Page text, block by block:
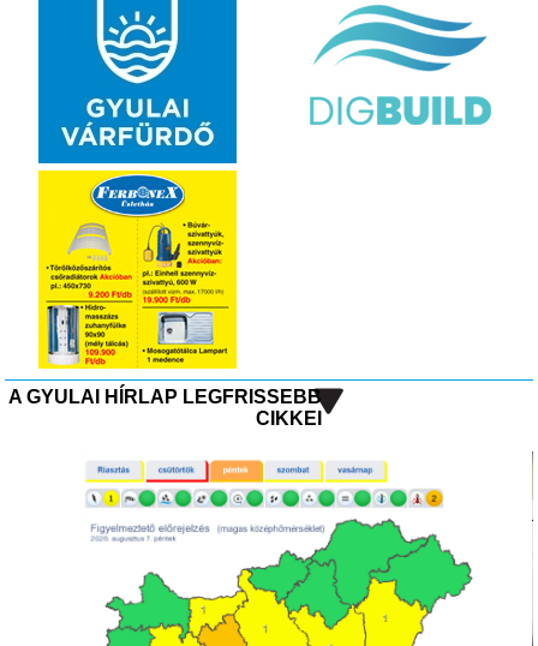
A GYULAI HÍRLAP LEGFRISSEBB
CIKKEI